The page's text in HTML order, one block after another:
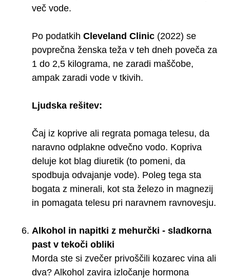
več vode.
Po podatkihCleveland Clinic (2022) se
povprečna ženska teža v teh dneh poveča za
1 do 2,5 kilograma, ne zaradi maščobe,
ampak zaradi vode v tkivih.
Ljudska rešitev:
Čaj iz koprive ali regrata pomaga telesu, da
naravno odplakne odvečno vodo. Kopriva
deluje kot blag diuretik (to pomeni, da
spodbuja odvajanje vode). Poleg tega sta
bogata z minerali, kot sta železo in magnezij
in pomagata telesu pri naravnem ravnovesju.
Alkohol in napitki z mehurčki - sladkorna
past v tekoči obliki
Morda ste si zvečer privoščili kozarec vina ali
dva? Alkohol zavira izločanje hormona